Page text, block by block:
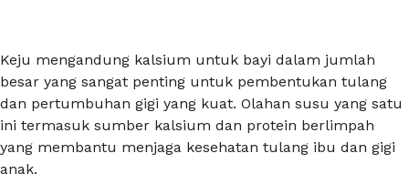
Keju mengandung kalsium untuk bayi dalam jumlah
besar yang sangat penting untuk pembentukan tulang
dan pertumbuhan gigi yang kuat. Olahan susu yang satu
ini termasuk sumber kalsium dan protein berlimpah
yang membantu menjaga kesehatan tulang ibu dan gigi
anak.